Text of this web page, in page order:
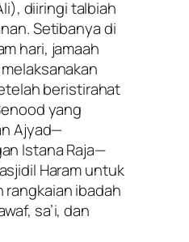
diiringi talbiah
Setibanya di
hari, jamaah
beristirahat
yang
Ajyad—
Istana Raja—
Haram untuk
ibadah
sa’i, dan